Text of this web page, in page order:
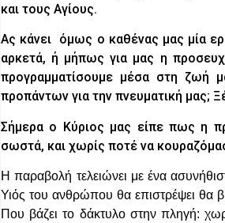
και τους Αγίους.
Ας κάνει όμως ο καθένας μας μία
αρκετά, ή μήπως για μας η
προγραμματίσουμε μέσα στη ζωή
προπάντων για την πνευματική μας;
Σήμερα ο Κύριος μας είπε πως η
σωστά, και χωρίς ποτέ να
Η παραβολή τελειώνει με ένα
Υιός του ανθρώπου θα επιστρέψει θα
Που βάζει το δάκτυλο στην πληγή: